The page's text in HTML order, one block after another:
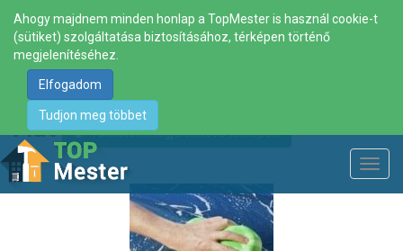
Ahogy majdnem minden honlap a TopMester is használ cookie-t
(sütiket) szolgáltatása biztosításához, térképen történő
megjelenítéséhez.
Elfogadom
Tudjon meg többet
Aut Találatok megjelenítése térképen